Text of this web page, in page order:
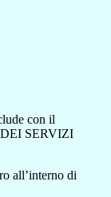
e con il
EI SERVIZI
all’interno di